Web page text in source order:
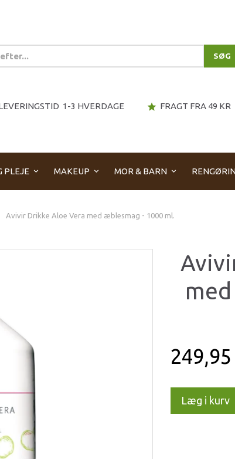
SØG
1-3 HVERDAGE star FRAGT FRA 49 KR
PLEJE MAKEUP MOR & BARN
Avivir Drikke Aloe Vera med æblesmag - 1000 ml.
Læg i kurv